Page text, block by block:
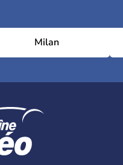
Milan